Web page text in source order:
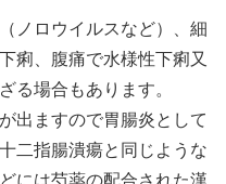
ノロウイルスなど）、細
痢、腹痛で水様性下痢又
る場合もあります。
出ますので胃腸炎として
二指腸潰瘍と同じような
には芍薬の配合された漢